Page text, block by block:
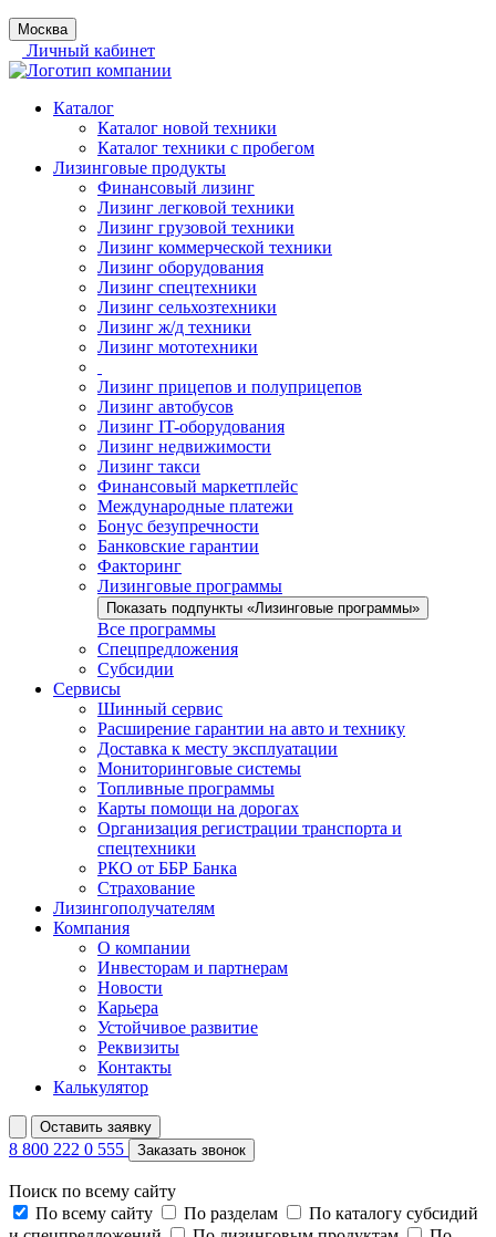
Москва
Личный кабинет
Каталог
Каталог новой техники
Каталог техники с пробегом
Лизинговые продукты
Финансовый лизинг
Лизинг легковой техники
Лизинг грузовой техники
Лизинг коммерческой техники
Лизинг оборудования
Лизинг спецтехники
Лизинг сельхозтехники
Лизинг ж/д техники
Лизинг мототехники
Лизинг прицепов и полуприцепов
Лизинг автобусов
Лизинг IT-оборудования
Лизинг недвижимости
Лизинг такси
Финансовый маркетплейс
Международные платежи
Бонус безупречности
Банковские гарантии
Факторинг
Лизинговые программы
Показать подпункты «Лизинговые программы»
Все программы
Спецпредложения
Субсидии
Сервисы
Шинный сервис
Расширение гарантии на авто и технику
Доставка к месту эксплуатации
Мониторинговые системы
Топливные программы
Карты помощи на дорогах
Организация регистрации транспорта и
спецтехники
РКО от ББР Банка
Страхование
Лизингополучателям
Компания
О компании
Инвесторам и партнерам
Новости
Карьера
Устойчивое развитие
Реквизиты
Контакты
Калькулятор
Оставить заявку
8 800 222 0 555 Заказать звонок
Поиск по всему сайту
По всему сайту
По разделам
По каталогу субсидий